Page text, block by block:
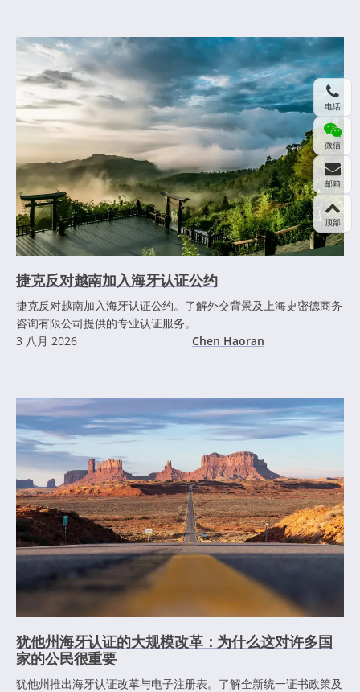
捷克反对越南加入海牙认证公约
捷克反对越南加入海牙认证公约。了解外交背景及上海史密德商务
咨询有限公司提供的专业认证服务。
3 八月 2026
Chen Haoran
犹他州海牙认证的大规模改革：为什么这对许多国
家的公民很重要
犹他州推出海牙认证改革与电子注册表。了解全新统一证书政策及
电话
微信
邮箱
顶部